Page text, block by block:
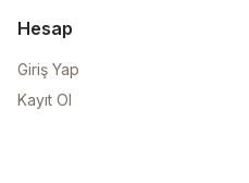
Hesap
Giriş Yap
Kayıt Ol